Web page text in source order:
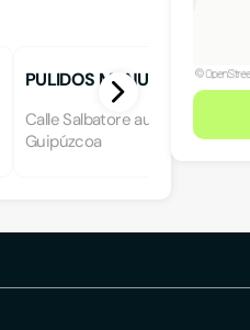
PULIDOS MANU
Calle Salbatore auzoa s/n,
Guipúzcoa